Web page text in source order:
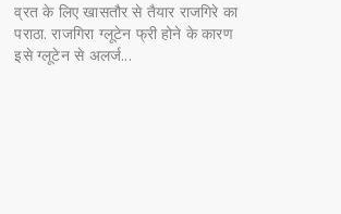
व्रत के लिए खासतौर से तैयार राजगिरे का
पराठा. राजगिरा ग्लूटेन फ्री होने के कारण
इसे ग्लूटेन से अलर्ज...